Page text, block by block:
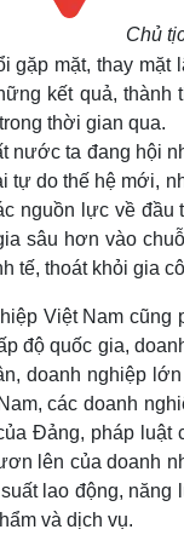
Chủ
gặp mặt, thay
kết quả, thành
thời gian qua.
nước ta đang hội
tự do thế hệ mới,
nguồn lực về
sâu hơn vào
tế, thoát khỏi gia
Việt Nam
độ quốc gia,
doanh nghiệp
các doanh
Đảng, pháp
lên của doanh
lao động, năng
và dịch vụ.